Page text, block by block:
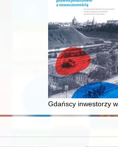
z rodu ŚlązakaGdańscy inwestorzy